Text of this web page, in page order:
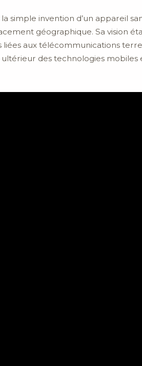
simple invention d’un appareil
géographique. Sa vision
liées aux télécommunications
des technologies mobiles